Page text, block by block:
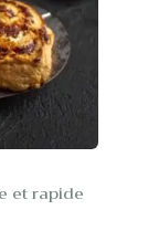
et rapide